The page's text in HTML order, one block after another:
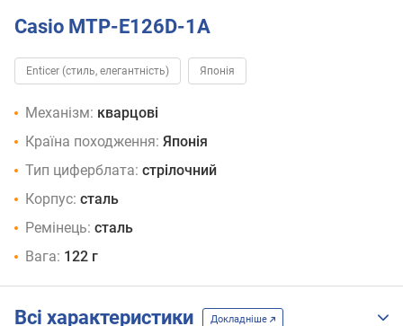
Casio MTP-E126D-1A
Enticer (стиль, елегантність) Японія
Механізм: кварцові
Країна походження: Японія
Тип циферблата: стрілочний
Корпус: сталь
Ремінець: сталь
Вага: 122 г
Всі характеристики Докладніше